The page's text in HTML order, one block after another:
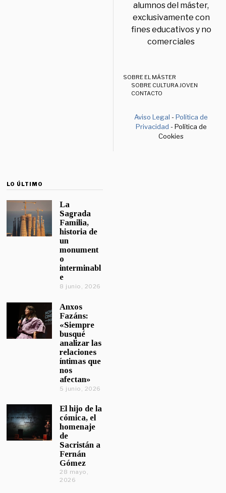
alumnos del máster,
exclusivamente con
fines educativos y no
comerciales
SOBRE EL MÁSTER
SOBRE CULTURA JOVEN
CONTACTO
Aviso Legal -Política de
Privacidad - Política de
Cookies
LO ÚLTIMO
La
Sagrada
Familia,
historia de
un
monument
o
interminabl
e
8 junio, 2026
Anxos
Fazáns:
«Siempre
busqué
analizar las
relaciones
íntimas que
nos
afectan»
5 junio, 2026
El hijo de la
cómica, el
homenaje
de
Sacristán a
Fernán
Gómez
28 mayo,
2026